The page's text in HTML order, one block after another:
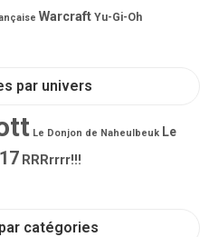
Warcraft Yu-Gi-Oh
par univers
Le Donjon de Naheulbeuk Le
RRRrrrr!!!
catégories